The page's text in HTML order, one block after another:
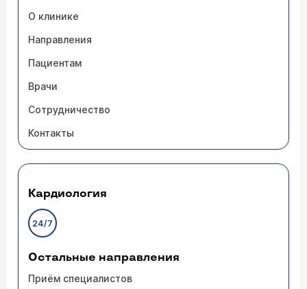
О клинике
Направления
Пациентам
Врачи
Сотрудничество
Контакты
Кардиология
24/7
Остальные направления
Приём специалистов